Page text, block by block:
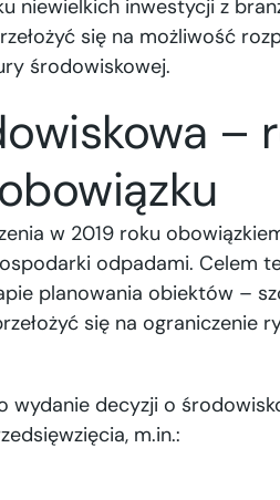
niewielkich inwestycji z
się na możliwość
środowiskowej.
–
w 2019 roku
odpadami. Celem
planowania obiektów –
się na ograniczenie
wydanie decyzji o
m.in.: